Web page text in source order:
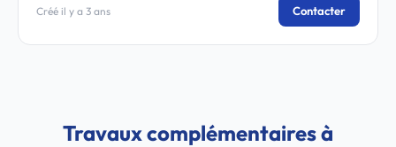
Créé il y a 3 ans Contacter
Travaux complémentaires à